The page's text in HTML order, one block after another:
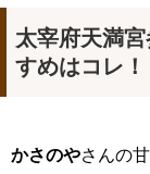
太宰府天満
すめはコレ！
かさのやさんの